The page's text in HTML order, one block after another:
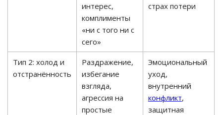
интерес,
комплименты
«ни с того ни с
сего»
страх потери
Тип 2: холод и
отстранённость
Раздражение,
избегание
взгляда,
агрессия на
простые
Эмоциональный
уход,
внутренний
конфликт,
защитная